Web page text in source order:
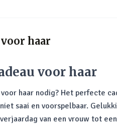
voor haar
voor haar
haar nodig? Het perfecte
saai en voorspelbaar.
van een vrouw tot